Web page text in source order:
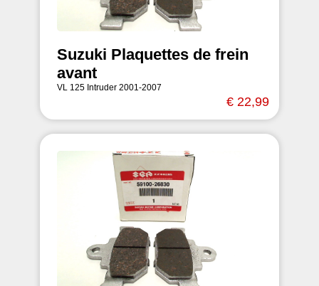
Suzuki Plaquettes de frein
avant
VL 125 Intruder 2001-2007
€ 22,99